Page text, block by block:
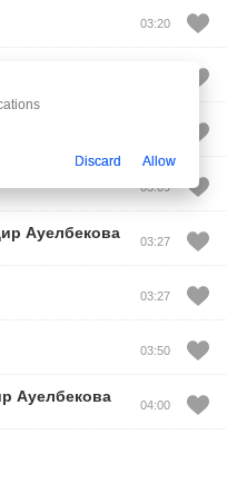
03:20
03:09
Ауелбекова
03:27
03:27
03:50
Ауелбекова
04:00
Discard Allow